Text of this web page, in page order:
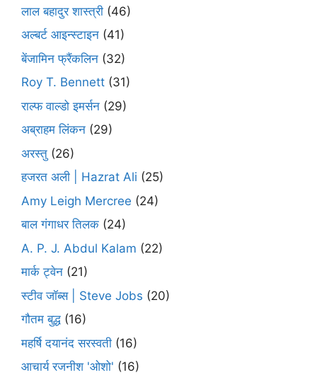
लाल बहादुर शास्त्री (46)
अल्बर्ट आइन्स्टाइन (41)
बेंजामिन फ्रैंकलिन (32)
Roy T. Bennett (31)
राल्फ वाल्डो इमर्सन (29)
अब्राहम लिंकन (29)
अरस्तु (26)
हजरत अली | Hazrat Ali (25)
Amy Leigh Mercree (24)
बाल गंगाधर तिलक (24)
A. P. J. Abdul Kalam (22)
मार्क ट्वेन (21)
स्टीव जॉब्स | Steve Jobs (20)
गौतम बुद्ध (16)
महर्षि दयानंद सरस्वती (16)
आचार्य रजनीश 'ओशो' (16)